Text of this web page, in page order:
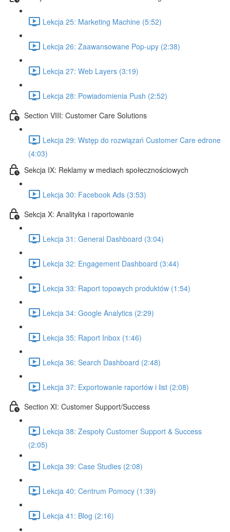
Lekcja 25: Marketing Machine (5:52)
Lekcja 26: Zaawansowane Pop-upy (2:38)
Lekcja 27: Web Layers (3:19)
Lekcja 28: Powiadomienia Push (2:52)
Section VIII: Customer Care Solutions
Lekcja 29: Wstęp do rozwiązań Customer Care edrone
(4:03)
Sekcja IX: Reklamy w mediach społecznościowych
Lekcja 30: Facebook Ads (3:53)
Sekcja X: Analityka i raportowanie
Lekcja 31: General Dashboard (3:04)
Lekcja 32: Engagement Dashboard (3:44)
Lekcja 33: Raport topowych produktów (1:54)
Lekcja 34: Google Analytics (2:29)
Lekcja 35: Raport Inbox (1:46)
Lekcja 36: Search Dashboard (2:48)
Lekcja 37: Exportowanie raportów i list (2:08)
Section XI: Customer Support/Success
Lekcja 38: Zespoły Customer Support & Success
(2:05)
Lekcja 39: Case Studies (2:08)
Lekcja 40: Centrum Pomocy (1:39)
Lekcja 41: Blog (2:16)